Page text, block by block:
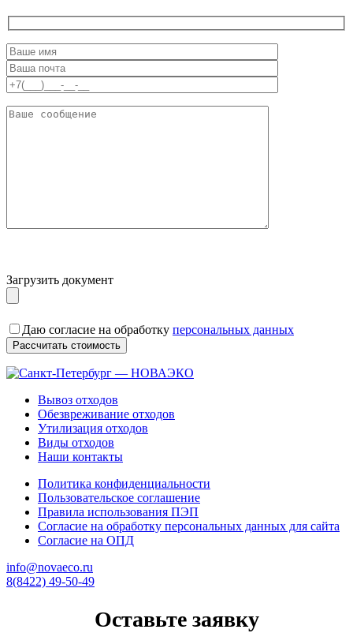
Загрузить документ
Даю согласие на обработку персональных данных
Вывоз отходов
Обезвреживание отходов
Утилизация отходов
Виды отходов
Наши контакты
Политика конфиденциальности
Пользовательское соглашение
Правила использования ПЭП
Согласие на обработку персональных данных для сайта
Согласие на ОПД
info@novaeco.ru
8(8422) 49-50-49
Оставьте заявку